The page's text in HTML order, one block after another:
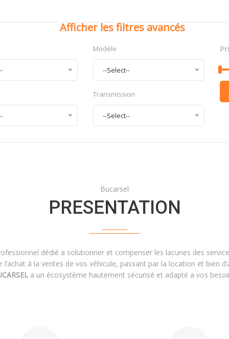
Afficher les filtres avancés
Modèle
--Select--
Transmission
--Select--
Bucarsel
PRESENTATION
dédié a solutionner et compenser les lacunes des
à la ventes de vos véhicule, passant par la location et bien
a un écosystème hautement sécurisé et adapté a vos